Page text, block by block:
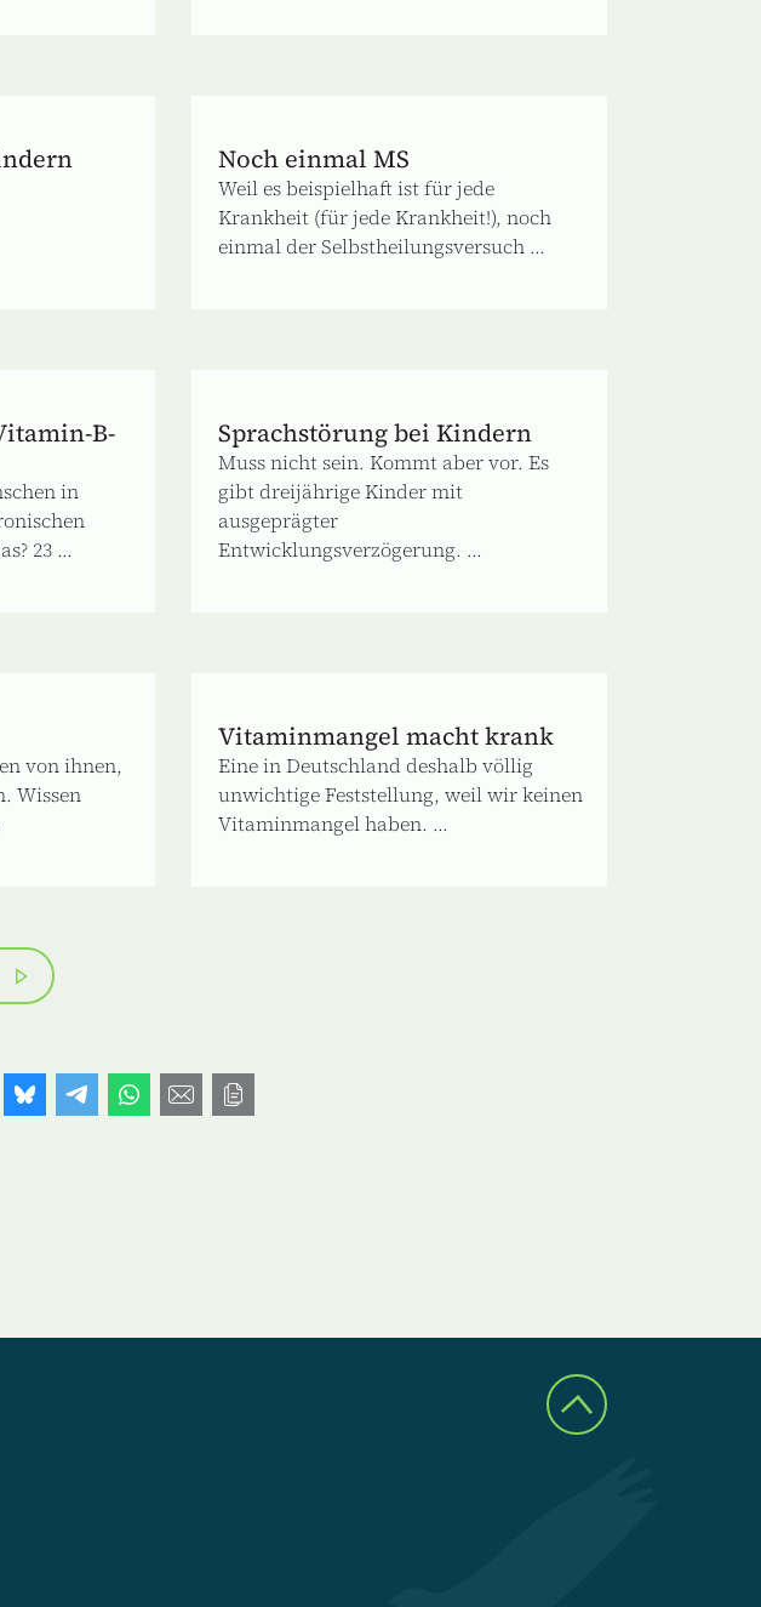
Noch einmal MS
Weil es beispielhaft ist für jede
Krankheit (für jede Krankheit!), noch
einmal der Selbstheilungsversuch ...
B-
in
23 ...
Sprachstörung bei Kindern
Muss nicht sein. Kommt aber vor. Es
gibt dreijährige Kinder mit
ausgeprägter
Entwicklungsverzögerung. ...
von ihnen,
Wissen
Vitaminmangel macht krank
Eine in Deutschland deshalb völlig
unwichtige Feststellung, weil wir keinen
Vitaminmangel haben. ...